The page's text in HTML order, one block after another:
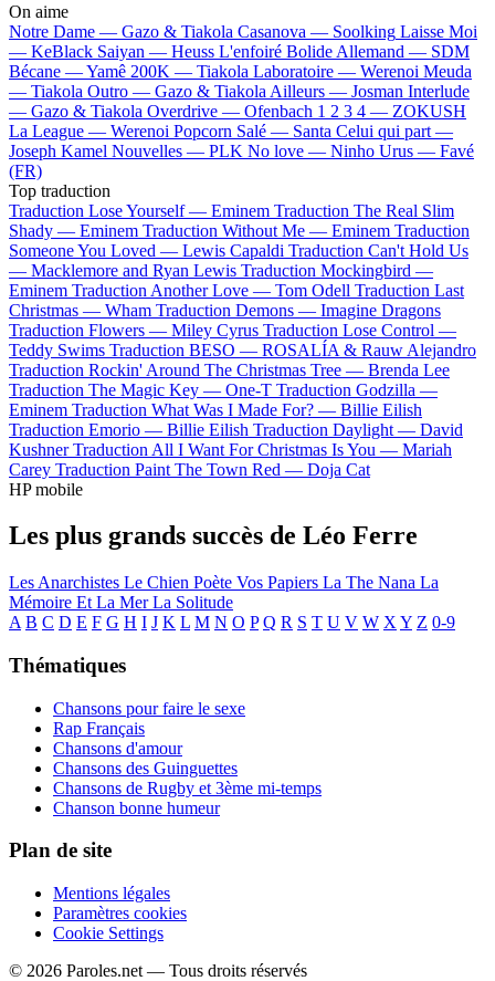
On aime
Notre Dame — Gazo & Tiakola Casanova — Soolking Laisse Moi
— KeBlack Saiyan — Heuss L'enfoiré Bolide Allemand — SDM
Bécane —Yamê 200K — Tiakola Laboratoire — Werenoi Meuda
— Tiakola Outro — Gazo & Tiakola Ailleurs — Josman Interlude
— Gazo & Tiakola Overdrive — Ofenbach 1 2 3 4 — ZOKUSH
La League — Werenoi Popcorn Salé — Santa Celui qui part —
Joseph Kamel Nouvelles — PLK No love — Ninho Urus — Favé
(FR)
Top traduction
Traduction Lose Yourself — Eminem Traduction The Real Slim
Shady — Eminem Traduction Without Me — Eminem Traduction
Someone You Loved — Lewis Capaldi Traduction Can't Hold Us
— Macklemore and Ryan Lewis Traduction Mockingbird —
Eminem Traduction Another Love — Tom Odell Traduction Last
Christmas — Wham Traduction Demons — Imagine Dragons
Traduction Flowers — Miley Cyrus Traduction Lose Control —
Teddy Swims Traduction BESO — ROSALÍA & Rauw Alejandro
Traduction Rockin' Around The Christmas Tree — Brenda Lee
Traduction The Magic Key — One-T Traduction Godzilla —
Eminem Traduction What Was I Made For? — Billie Eilish
Traduction Emorio — Billie Eilish Traduction Daylight — David
Kushner Traduction All I Want For Christmas Is You — Mariah
Carey Traduction Paint The Town Red — Doja Cat
HP mobile
Les plus grands succès de Léo Ferre
Les Anarchistes Le Chien Poète Vos Papiers La The Nana La
Mémoire Et La MerLa Solitude
A B C D E F G H I J K L M N O P Q R S T U V W X Y Z 0-9
Thématiques
Chansons pour faire le sexe
Rap Français
Chansons d'amour
Chansons des Guinguettes
Chansons de Rugby et 3ème mi-temps
Chanson bonne humeur
Plan de site
Mentions légales
Paramètres cookies
Cookie Settings
© 2026 Paroles.net — Tous droits réservés